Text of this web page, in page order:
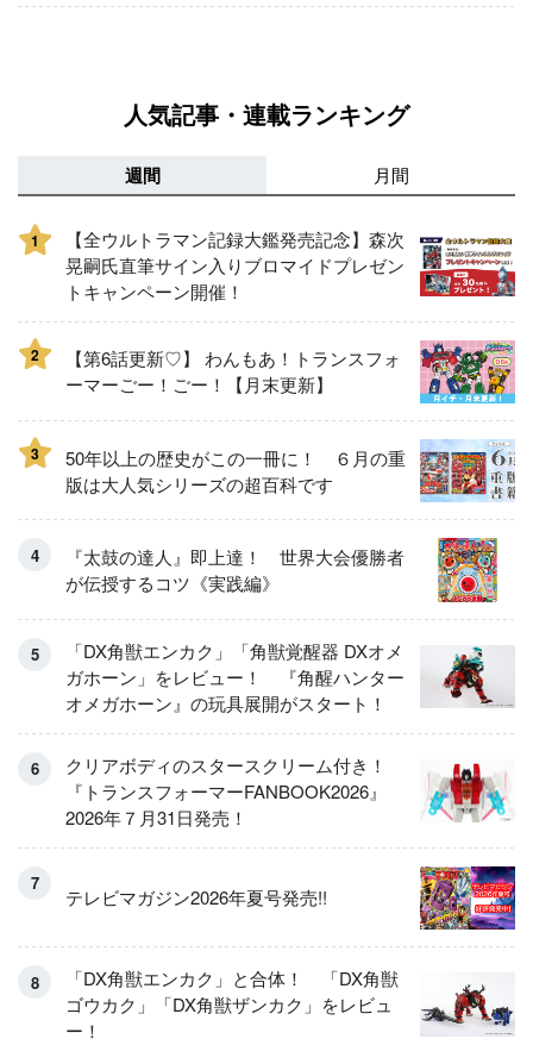
人気記事・連載ランキング
週間 月間
1
【全ウルトラマン記録大鑑発売記念】森次
晃嗣氏直筆サイン入りブロマイドプレゼン
トキャンペーン開催！
2
【第6話更新♡】 わんもあ！トランスフォ
ーマーごー！ごー！【月末更新】
3
50年以上の歴史がこの一冊に！ ６月の重
版は大人気シリーズの超百科です
『太鼓の達人』即上達！ 世界大会優勝者
が伝授するコツ《実践編》
「DX角獣エンカク」「角獣覚醒器 DXオメ
ガホーン」をレビュー！ 『角醒ハンター
オメガホーン』の玩具展開がスタート！
クリアボディのスタースクリーム付き！
『トランスフォーマーFANBOOK2026』
2026年７月31日発売！
テレビマガジン2026年夏号発売!!
「DX角獣エンカク」と合体！ 「DX角獣
ゴウカク」「DX角獣ザンカク」をレビュ
ー！